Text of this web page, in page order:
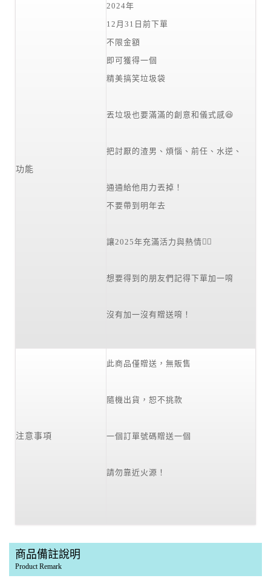
功能
2024年
12月31日前下單
不限金額
即可獲得一個
精美搞笑垃圾袋
丟垃圾也要滿滿的創意和儀式感😆
把討厭的渣男、煩惱、前任、水逆、
通通給他用力丟掉！
不要帶到明年去
讓2025年充滿活力與熱情❤️‍🔥
想要得到的朋友們記得下單加一唷
沒有加一沒有贈送唷！
注意事項
此商品僅贈送，無販售
隨機出貨，恕不挑款
一個訂單號碼贈送一個
請勿靠近火源！
商品備註說明
Product Remark